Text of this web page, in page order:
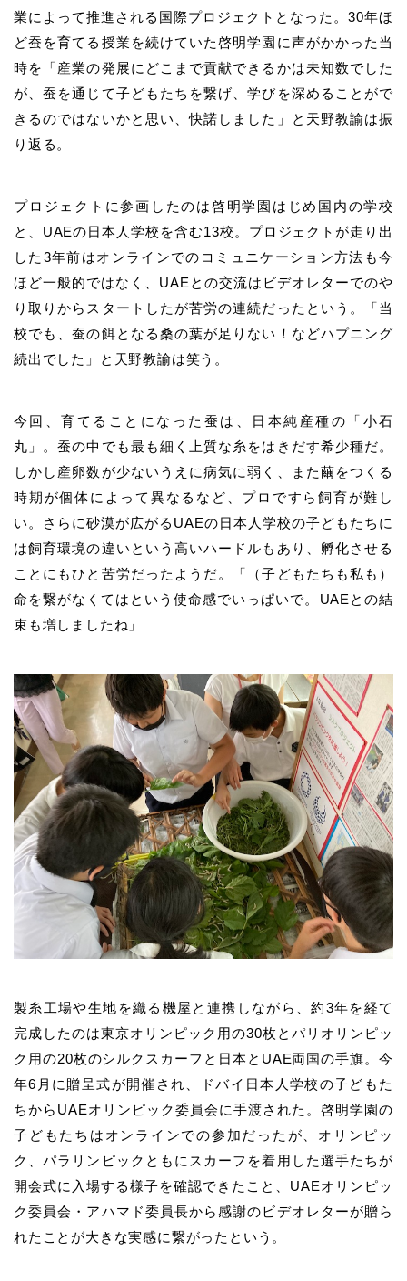
業によって推進される国際プロジェクトとなった。30年ほ
ど蚕を育てる授業を続けていた啓明学園に声がかかった当
時を「産業の発展にどこまで貢献できるかは未知数でした
が、蚕を通じて子どもたちを繋げ、学びを深めることがで
きるのではないかと思い、快諾しました」と天野教諭は振
り返る。
プロジェクトに参画したのは啓明学園はじめ国内の学校
と、UAEの日本人学校を含む13校。プロジェクトが走り出
した3年前はオンラインでのコミュニケーション方法も今
ほど一般的ではなく、UAEとの交流はビデオレターでのや
り取りからスタートしたが苦労の連続だったという。「当
校でも、蚕の餌となる桑の葉が足りない！などハプニング
続出でした」と天野教諭は笑う。
今回、育てることになった蚕は、日本純産種の「小石
丸」。蚕の中でも最も細く上質な糸をはきだす希少種だ。
しかし産卵数が少ないうえに病気に弱く、また繭をつくる
時期が個体によって異なるなど、プロですら飼育が難し
い。さらに砂漠が広がるUAEの日本人学校の子どもたちに
は飼育環境の違いという高いハードルもあり、孵化させる
ことにもひと苦労だったようだ。「（子どもたちも私も）
命を繋がなくてはという使命感でいっぱいで。UAEとの結
束も増しましたね」
製糸工場や生地を織る機屋と連携しながら、約3年を経て
完成したのは東京オリンピック用の30枚とパリオリンピッ
ク用の20枚のシルクスカーフと日本とUAE両国の手旗。今
年6月に贈呈式が開催され、ドバイ日本人学校の子どもた
ちからUAEオリンピック委員会に手渡された。啓明学園の
子どもたちはオンラインでの参加だったが、オリンピッ
ク、パラリンピックともにスカーフを着用した選手たちが
開会式に入場する様子を確認できたこと、UAEオリンピッ
ク委員会・アハマド委員長から感謝のビデオレターが贈ら
れたことが大きな実感に繋がったという。